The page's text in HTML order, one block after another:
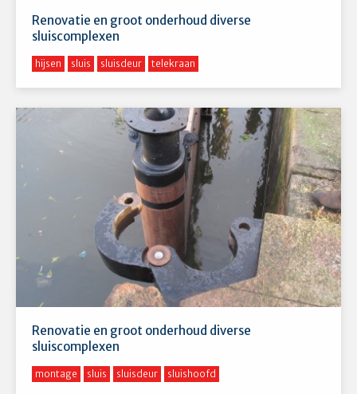
Renovatie en groot onderhoud diverse
sluiscomplexen
hijsen sluis sluisdeur telekraan
Renovatie en groot onderhoud diverse
sluiscomplexen
montage sluis sluisdeur sluishoofd